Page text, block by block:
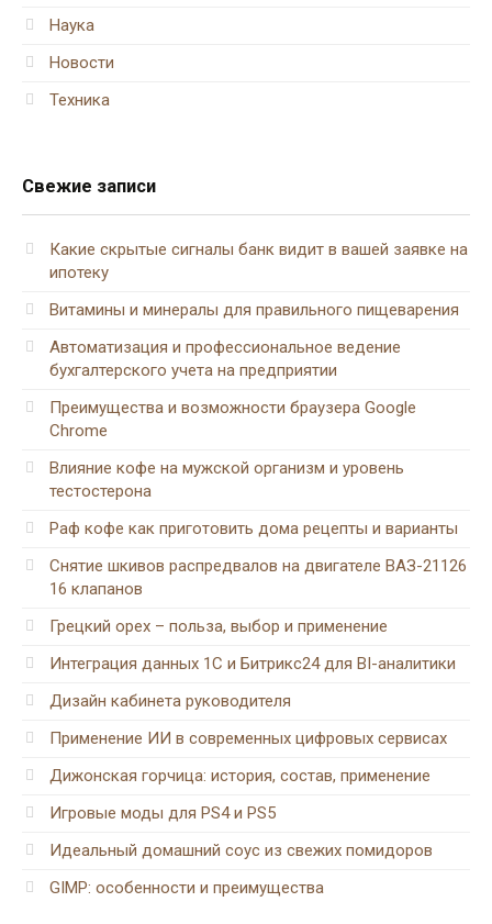
Наука
Новости
Техника
Свежие записи
Какие скрытые сигналы банк видит в вашей заявке на
ипотеку
Витамины и минералы для правильного пищеварения
Автоматизация и профессиональное ведение
бухгалтерского учета на предприятии
Преимущества и возможности браузера Google
Chrome
Влияние кофе на мужской организм и уровень
тестостерона
Раф кофе как приготовить дома рецепты и варианты
Снятие шкивов распредвалов на двигателе ВАЗ-21126
16 клапанов
Грецкий орех – польза, выбор и применение
Интеграция данных 1С и Битрикс24 для BI-аналитики
Дизайн кабинета руководителя
Применение ИИ в современных цифровых сервисах
Дижонская горчица: история, состав, применение
Игровые моды для PS4 и PS5
Идеальный домашний соус из свежих помидоров
GIMP: особенности и преимущества